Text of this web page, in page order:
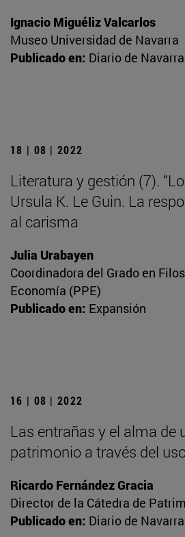
Ignacio Miguéliz Valcarlos
Museo Universidad de Navarra
Publicado en: Diario de Navarra
18 | 08 | 2022
Literatura y gestión (7).
Ursula K. Le Guin. La
al carisma
Julia Urabayen
Coordinadora del Grado en
Economía (PPE)
Publicado en: Expansión
16 | 08 | 2022
Las entrañas y el alma de
patrimonio a través del
Ricardo Fernández Gracia
Director de la Cátedra de
Publicado en: Diario de Navarra